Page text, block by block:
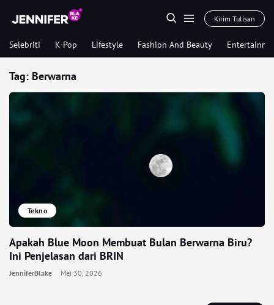
Kirim Tulisan
Selebriti K-Pop Lifestyle Fashion And Beauty
Tag: Berwarna
Tekno
Apakah Blue Moon Membuat Bulan Berwarna Biru?
Ini Penjelasan dari BRIN
JenniferBlake Mei 30, 2026